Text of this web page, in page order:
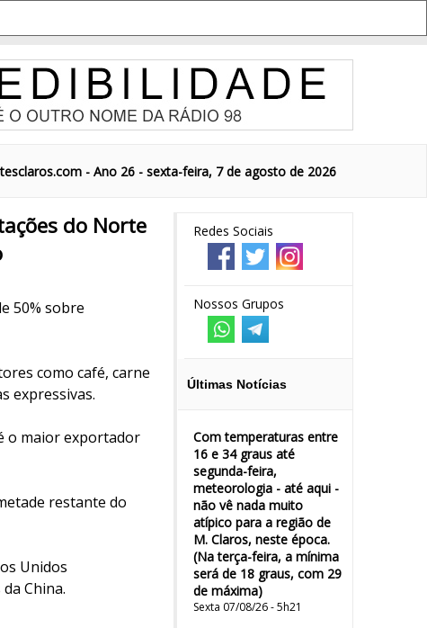
- Ano 26 - sexta-feira, 7 de agosto de 2026
Redes Sociais
Nossos Grupos
Últimas Notícias
Com temperaturas entre
16 e 34 graus até
segunda-feira,
meteorologia - até aqui -
não vê nada muito
atípico para a região de
M. Claros, neste época.
(Na terça-feira, a mínima
será de 18 graus, com 29
de máxima)
Sexta 07/08/26 - 5h21
do Norte
50% sobre
como café, carne
expressivas.
o maior exportador
restante do
Unidos
China.